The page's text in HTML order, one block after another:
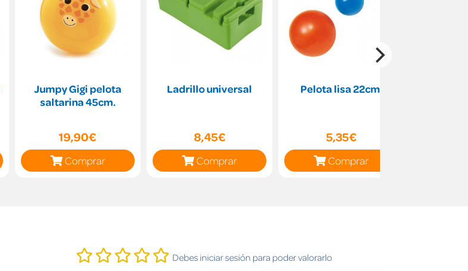
Jumpy Gigi pelota
saltarina 45cm.
19,90€
Comprar
Ladrillo universal
8,45€
Comprar
Pelota lisa 22cm.
5,35€
Comprar
Debes iniciar sesión para poder valorarlo